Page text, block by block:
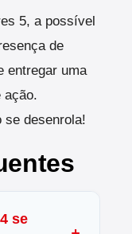
5, a possível
de
entregar uma
ação.
se desenrola!
se